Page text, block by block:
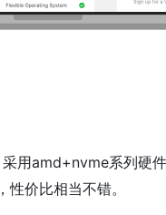
用amd+nvme系列硬
价比相当不错。